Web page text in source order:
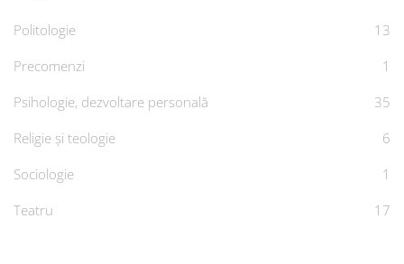
Politologie
13
Precomenzi
1
Psihologie, dezvoltare personală
35
Religie și teologie
6
Sociologie
1
Teatru
17